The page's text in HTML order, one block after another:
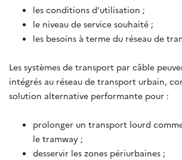
les conditions d’utilisation ;
le niveau de service souhaité ;
les besoins à terme du réseau de
Les systèmes de transport par câble
intégrés au réseau de transport urbain,
solution alternative performante pour :
prolonger un transport lourd
le tramway ;
desservir les zones périurbaines ;